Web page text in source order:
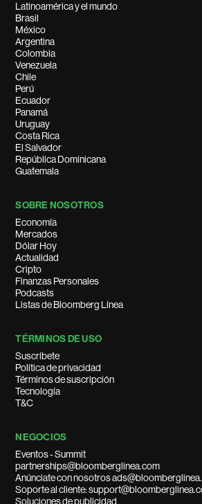
Latinoamérica y el mundo
Brasil
México
Argentina
Colombia
Venezuela
Chile
Perú
Ecuador
Panamá
Uruguay
Costa Rica
El Salvador
República Dominicana
Guatemala
SOBRE NOSOTROS
Economía
Mercados
Dólar Hoy
Actualidad
Cripto
Finanzas Personales
Podcasts
Listas de Bloomberg Línea
TÉRMINOS DE USO
Suscríbete
Política de privacidad
Términos de suscripción
Tecnología
T&C
NEGOCIOS
Eventos - Summit
partnerships@bloomberglinea.com
Anúnciate con nosotros
Soporte al cliente:
Soluciones de publicidad